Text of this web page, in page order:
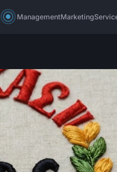
ManagementMarketing